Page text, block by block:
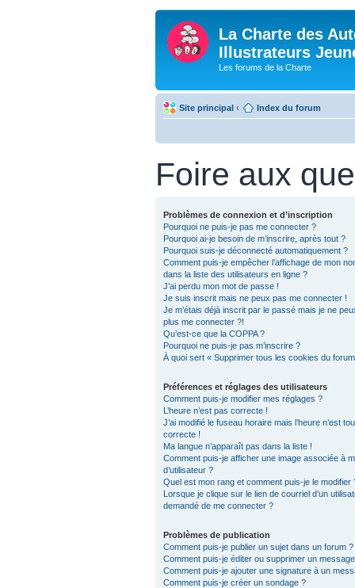
La Charte des
Illustrateurs
Les forums de la Charte
Site principal ‹ Index du forum
Foire aux
Problèmes de connexion et d’inscription
Pourquoi ne puis-je pas me connecter ?
Pourquoi ai-je besoin de m’inscrire, après tout ?
Pourquoi suis-je déconnecté automatiquement ?
Comment puis-je empêcher l’affichage de mon
dans la liste des utilisateurs en ligne ?
J’ai perdu mon mot de passe !
Je suis inscrit mais ne peux pas me connecter !
Je m’étais déjà inscrit par le passé mais je ne
plus me connecter ?!
Qu’est-ce que la COPPA ?
Pourquoi ne puis-je pas m’inscrire ?
À quoi sert « Supprimer tous les cookies du
Préférences et réglages des utilisateurs
Comment puis-je modifier mes réglages ?
L’heure n’est pas correcte !
J’ai modifié le fuseau horaire mais l’heure n’est
correcte !
Ma langue n’apparaît pas dans la liste !
Comment puis-je afficher une image associée à
d’utilisateur ?
Quel est mon rang et comment puis-je le modifier
Lorsque je clique sur le lien de courriel d’un
demandé de me connecter ?
Problèmes de publication
Comment puis-je publier un sujet dans un forum ?
Comment puis-je éditer ou supprimer un
Comment puis-je ajouter une signature à un
Comment puis-je créer un sondage ?